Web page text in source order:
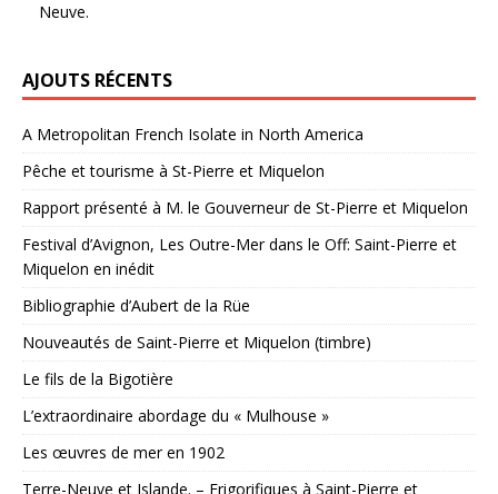
Neuve.
AJOUTS RÉCENTS
A Metropolitan French Isolate in North America
Pêche et tourisme à St-Pierre et Miquelon
Rapport présenté à M. le Gouverneur de St-Pierre et Miquelon
Festival d’Avignon, Les Outre-Mer dans le Off: Saint-Pierre et
Miquelon en inédit
Bibliographie d’Aubert de la Rüe
Nouveautés de Saint-Pierre et Miquelon (timbre)
Le fils de la Bigotière
L’extraordinaire abordage du « Mulhouse »
Les œuvres de mer en 1902
Terre-Neuve et Islande. – Frigorifiques à Saint-Pierre et